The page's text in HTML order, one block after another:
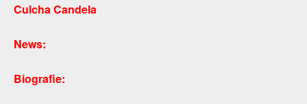
Culcha Candela
News:
Biografie: